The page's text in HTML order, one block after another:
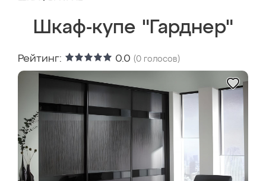
Шкаф-купе "Гарднер"
Рейтинг: 0.0 (0 голосов)